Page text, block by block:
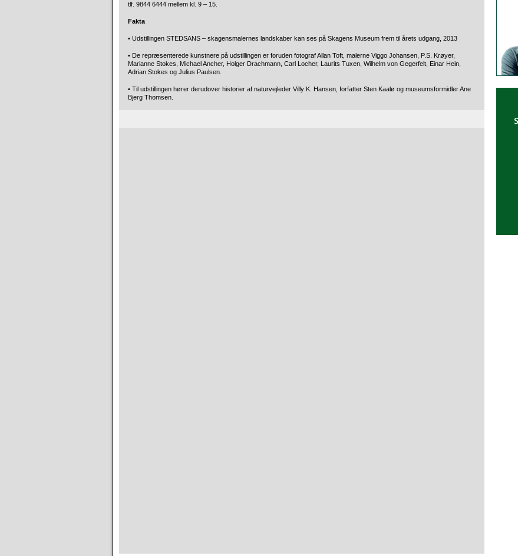
tlf. 9844 6444 mellem kl. 9 – 15.
Fakta
• Udstillingen STEDSANS – skagensmalernes landskaber kan ses på Skagens Museum frem til årets udgang, 2013
• De repræsenterede kunstnere på udstillingen er foruden fotograf Allan Toft, malerne Viggo Johansen, P.S. Krøyer,
Marianne Stokes, Michael Ancher, Holger Drachmann, Carl Locher, Laurits Tuxen, Wilhelm von Gegerfelt, Einar Hein,
Adrian Stokes og Julius Paulsen.
• Til udstillingen hører derudover historier af naturvejleder Villy K. Hansen, forfatter Sten Kaalø og museumsformidler Ane
Bjerg Thomsen.